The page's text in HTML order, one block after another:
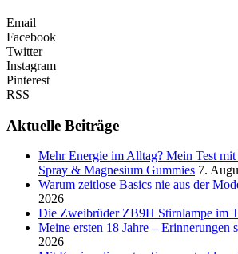
Email
Facebook
Twitter
Instagram
Pinterest
RSS
Aktuelle Beiträge
Mehr Energie im Alltag? Mein Test
Spray & Magnesium Gummies 7.
Warum zeitlose Basics nie aus der
2026
Die Zweibrüder ZB9H Stirnlampe im
Meine ersten 18 Jahre – Erinnerungen
2026